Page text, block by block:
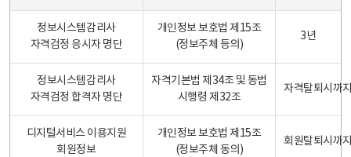
정보시스템감리사
자격검정 응시자 명단
개인정보 보호법 제15조
(정보주체 등의)
3년
정보시스템감리사
자격검정 합격자 명단
자격기본법 제34조 및 동법
시행령 제32조
자격탈퇴시까
디지털서비스 이용지원
회원정보
개인정보 보호법 제15조
(정보주체 동의)
회원탈퇴시까